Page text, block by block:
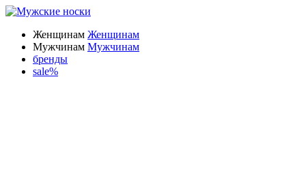
Женщинам Женщинам
Мужчинам Мужчинам
бренды
sale%